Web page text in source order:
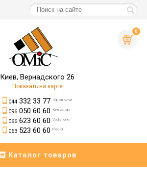
0
Киев, Вернадского 26
Показать на карте
044332 33 77 Городской
096050 60 60 Киевстар
066623 60 60 Vodafone
063523 60 60 lifecell
Каталог товаров